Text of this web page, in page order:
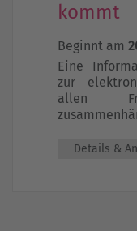
kommt
Beginnt am
Eine
zur
allen
Details &